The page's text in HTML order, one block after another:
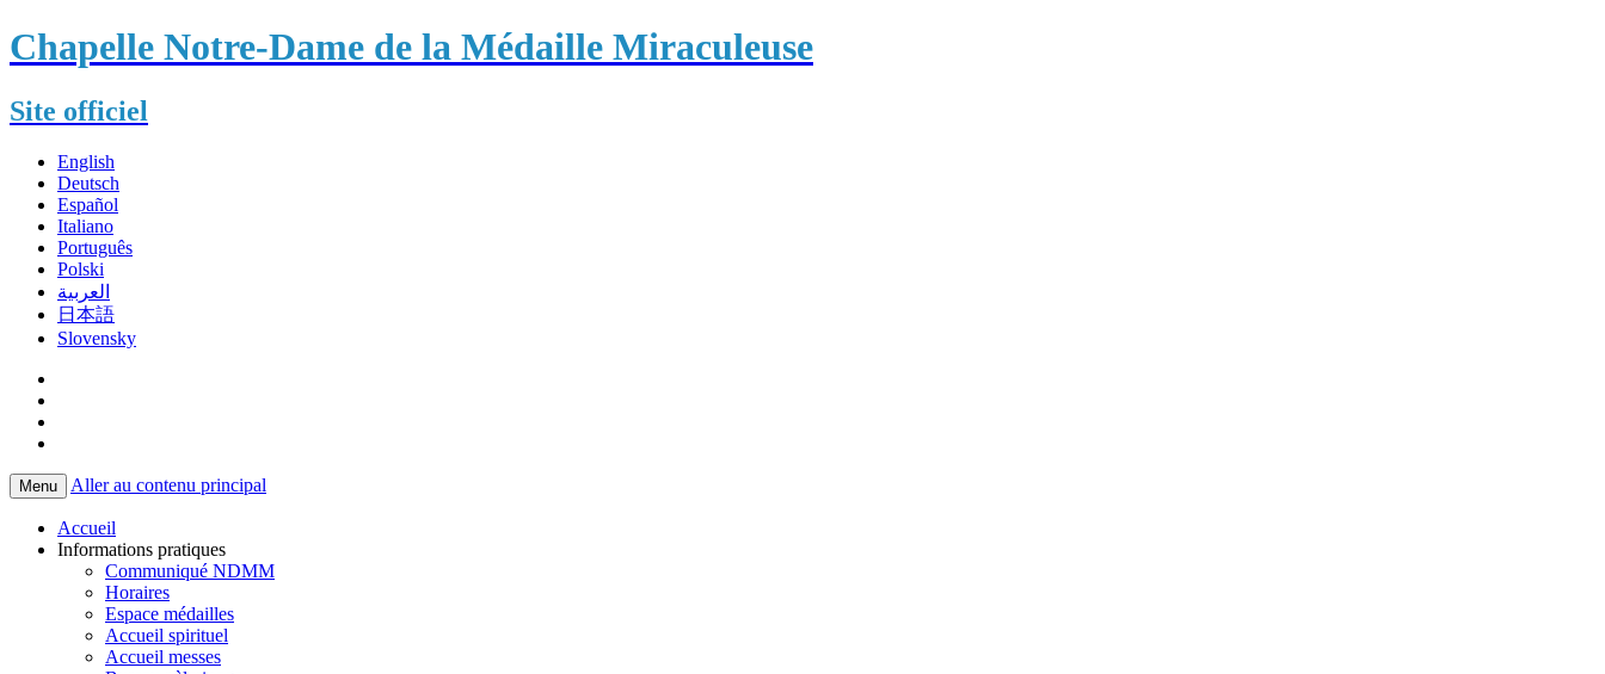
Chapelle Notre-Dame de la Médaille Miraculeuse
Site officiel
English
Deutsch
Español
Italiano
Português
Polski
العربية
日本語
Slovensky
Menu Aller au contenu principal
Accueil
Informations pratiques
Communiqué NDMM
Horaires
Espace médailles
Accueil spirituel
Accueil messes